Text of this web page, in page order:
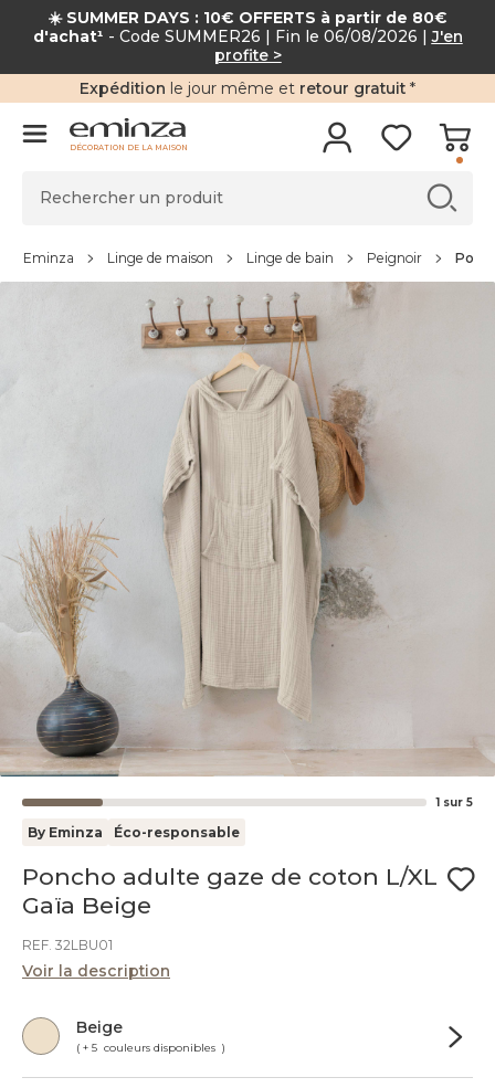
☀️ SUMMER DAYS : 10€ OFFERTS à partir de 80€
d'achat¹ - Code SUMMER26 | Fin le 06/08/2026 |J'en
profite >
Expédition le jour même et retour gratuit *
DÉCORATION DE LA MAISON
Eminza Linge de maison Linge de bain Peignoir
1 sur 5
By Eminza Éco-responsable
Poncho adulte gaze de coton L/XL
Gaïa Beige
REF. 32LBU01
Voir la description
Beige
( + 5 couleurs disponibles )